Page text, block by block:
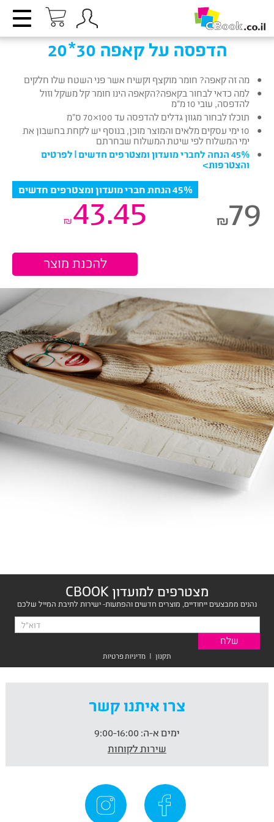
הדפסה על קאפה 30*20
מה זה קאפה? חומר מוקצף וקשיח אשר פני השטח שלו חלקים
למה כדאי לבחור בקאפה?הקאפה הינו חומר קל משקל וזול
להדפסה, עובי 10 מ”מ
תוכלו לבחור מגוון גדלים להדפסה עד 100×70 ס”מ
10 ימי עסקים מלאים והמוצר מוכן, בנוסף יש לקחת בחשבון את
ימי המשלוח לפי שיטת המשלוח שבחרתם
45% הנחה לחברי מועדון ומצטרפים חדשים |
לפרטים
והצטרפות>
79
₪
45% הנחת חברי מועדון ומצטרפים חדשים 43.45
₪
מצטרפים למועדון CBOOK
נהנים ממבצעים ייחודיים, מוצרים חדשים והפתעות- ישירות לתיבת המייל שלכם
תקנון | מדיניות פרטיות
צרו איתנו קשר
ימים א-ה:
שירות לקוחות